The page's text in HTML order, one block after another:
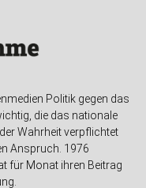
Politik gegen das
die das nationale
Wahrheit verpflichtet
Anspruch. 1976
für Monat ihren Beitrag